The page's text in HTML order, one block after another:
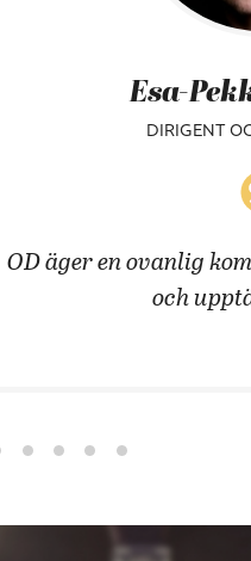
Esa-
DIRIGENT
OD äger en ovanlig
och